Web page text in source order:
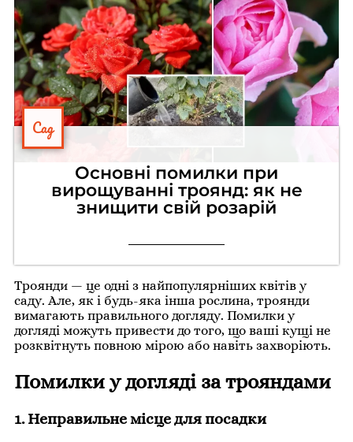
Сад
Основні помилки при
вирощуванні троянд: як не
знищити свій розарій
Троянди — це одні з найпопулярніших квітів у
саду. Але, як і будь-яка інша рослина, троянди
вимагають правильного догляду. Помилки у
догляді можуть привести до того, що ваші кущі не
розквітнуть повною мірою або навіть захворіють.
Помилки у догляді за трояндами
1. Неправильне місце для посадки